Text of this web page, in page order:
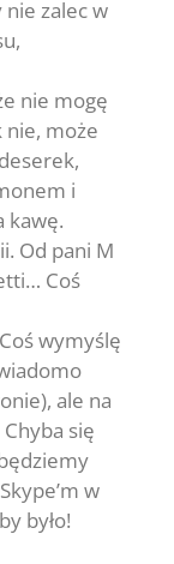
nie zalec w
nie mogę
nie, może
i
kawę.
Od pani M
Coś
wymyślę
ale na
się
w
było!